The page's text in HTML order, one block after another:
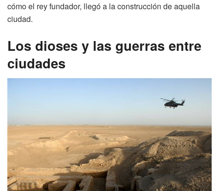
cómo el rey fundador, llegó a la construcción de aquella
ciudad.
Los dioses y las guerras entre
ciudades